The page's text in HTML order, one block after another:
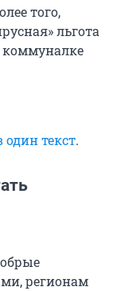
того,
льгота
коммуналке
один текст.
регионам